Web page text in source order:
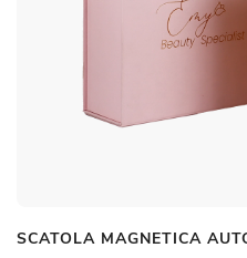
SCATOLA MAGNETICA